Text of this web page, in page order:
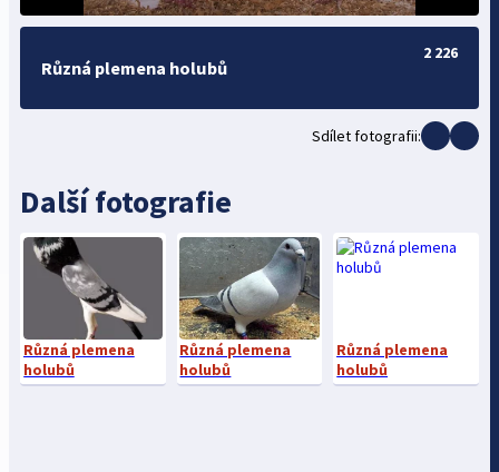
Různá plemena holubů
2 226
Sdílet fotografii:
Další fotografie
Různá plemena
holubů
Různá plemena
holubů
Různá plemena
holubů